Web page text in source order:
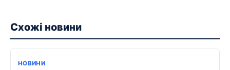
Схожі новини
НОВИНИ